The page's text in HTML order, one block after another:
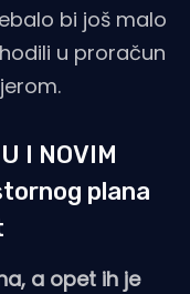
bi još malo
u proračun
I NOVIM
plana
a opet ih je